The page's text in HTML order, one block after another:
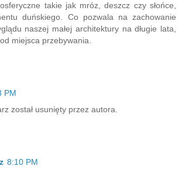
takie jak mróz, deszcz czy słońce,
duńskiego. Co pozwala na zachowanie
naszej małej architektury na długie lata,
miejsca przebywania.
PM
został usunięty przez autora.
8:10 PM